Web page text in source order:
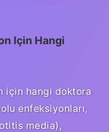
Için Hangi
için hangi doktora
enfeksiyonları,
media),